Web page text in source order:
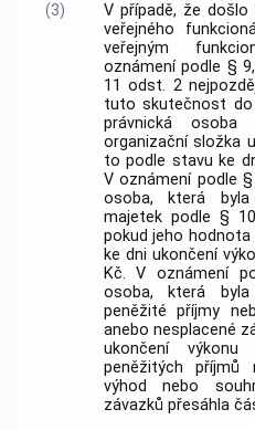
(3)
V případě, že
veřejného
veřejným
oznámení podle §
11 odst. 2
tuto skutečnost do
právnická
organizační složka
to podle stavu ke
V oznámení podle
osoba, která byla
majetek podle §
pokud jeho
ke dni ukončení
Kč. V oznámení
osoba, která byla
peněžité příjmy
anebo nesplacené
ukončení
peněžitých příjmů
výhod nebo
závazků přesáhla